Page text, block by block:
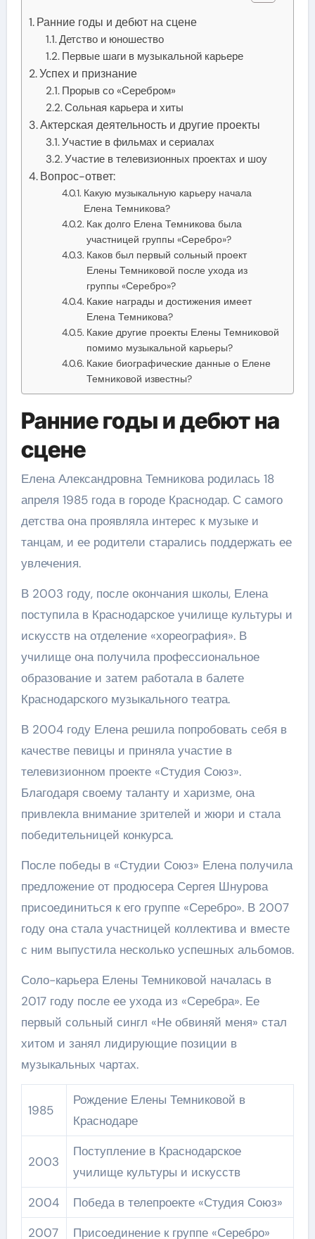
Ранние годы и дебют на сцене
Детство и юношество
Первые шаги в музыкальной карьере
Успех и признание
Прорыв со «Серебром»
Сольная карьера и хиты
Актерская деятельность и другие проекты
Участие в фильмах и сериалах
Участие в телевизионных проектах и шоу
Вопрос-ответ:
Какую музыкальную карьеру начала
Елена Темникова?
Как долго Елена Темникова была
участницей группы «Серебро»?
Каков был первый сольный проект
Елены Темниковой после ухода из
группы «Серебро»?
Какие награды и достижения имеет
Елена Темникова?
Какие другие проекты Елены Темниковой
помимо музыкальной карьеры?
Какие биографические данные о Елене
Темниковой известны?
Ранние годы и дебют на
сцене
Елена Александровна Темникова родилась 18
апреля 1985 года в городе Краснодар. С самого
детства она проявляла интерес к музыке и
танцам, и ее родители старались поддержать ее
увлечения.
В 2003 году, после окончания школы, Елена
поступила в Краснодарское училище культуры и
искусств на отделение «хореография». В
училище она получила профессиональное
образование и затем работала в балете
Краснодарского музыкального театра.
В 2004 году Елена решила попробовать себя в
качестве певицы и приняла участие в
телевизионном проекте «Студия Союз».
Благодаря своему таланту и харизме, она
привлекла внимание зрителей и жюри и стала
победительницей конкурса.
После победы в «Студии Союз» Елена получила
предложение от продюсера Сергея Шнурова
присоединиться к его группе «Серебро». В 2007
году она стала участницей коллектива и вместе
с ним выпустила несколько успешных альбомов.
Соло-карьера Елены Темниковой началась в
2017 году после ее ухода из «Серебра». Ее
первый сольный сингл «Не обвиняй меня» стал
хитом и занял лидирующие позиции в
музыкальных чартах.
1985
Рождение Елены Темниковой в
Краснодаре
2003
Поступление в Краснодарское
училище культуры и искусств
2004
Победа в телепроекте «Студия Союз»
2007
Присоединение к группе «Серебро»